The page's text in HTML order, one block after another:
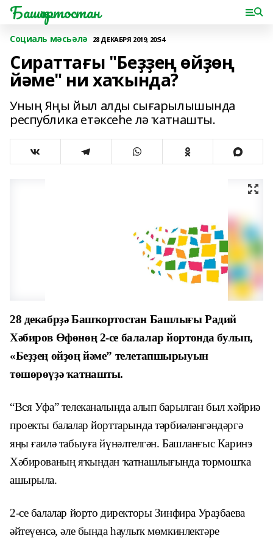
Башҡортостан
Социаль мәсьәлә 28 ДЕКАБРЯ 2019, 20:54
Сираттағы "Беҙҙең өйҙөң
йәме" ни хаҡында?
Уның Яңы йыл алды сығарылышында
республика етәксеһе лә ҡатнашты.
28 декабрҙә Башҡортостан Башлығы Радий
Хәбиров Өфөнөң 2-се балалар йортонда булып,
«Беҙҙең өйҙөң йәме” телетапшырыуын
төшөрөүҙә ҡатнашты.
“Вся Уфа” телеканалында алып барылған был хәйриә
проекты балалар йорттарында тәрбиәләнгәндәргә
яңы ғаилә табыуға йүнәлтелгән. Башланғыс Каринэ
Хәбированың яҡындан ҡатнашлығында тормошҡа
ашырыла.
2-се балалар йорто директоры Зинфира Ураҙбаева
әйтеүенсә, әле бында һаулыҡ мөмкинлектәре